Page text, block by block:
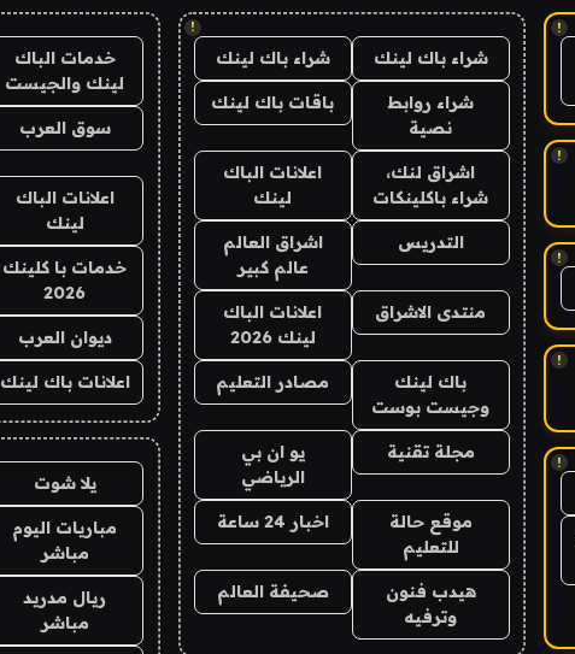
!
!
!
!
!
!
شراء باك لينك شراء باك لينك
شراء روابط
نصية
باقات باك لينك
اشراق لنك،
شراء باكلينكات
اعلانات الباك
لينك
التدريس
اشراق العالم
عالم كبير
منتدى الاشراق
اعلانات الباك
لينك 2026
باك لينك
وجيست بوست
مصادر التعليم
مجلة تقنية
يو ان بي
الرياضي
موقع حالة
للتعليم
اخبار 24 ساعة
هيدب فنون
وترفيه
صحيفة العالم
خدمات الباك
لينك والجيست
سوق العرب
اعلانات الباك
لينك
خدمات با كلينك
2026
ديوان العرب
اعلانات باك لينك
يلا شوت
مباريات اليوم
مباشر
ريال مدريد
مباشر